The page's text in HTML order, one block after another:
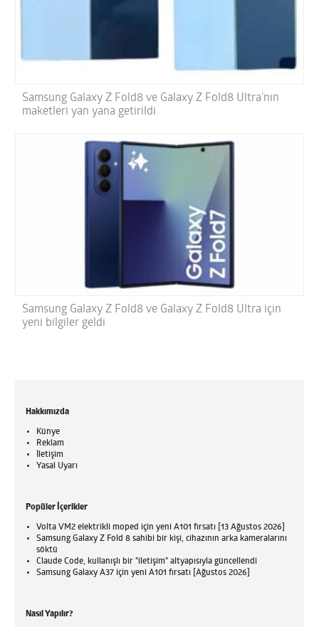
Samsung Galaxy Z Fold8 ve Galaxy Z Fold8 Ultra’nın
maketleri yan yana getirildi
Samsung Galaxy Z Fold8 ve Galaxy Z Fold8 Ultra için
yeni bilgiler geldi
Hakkımızda
Künye
Reklam
İletişim
Yasal Uyarı
Popüler İçerikler
Volta VM2 elektrikli moped için yeni A101 fırsatı [13 Ağustos 2026]
Samsung Galaxy Z Fold 8 sahibi bir kişi, cihazının arka kameralarını
söktü
Claude Code, kullanışlı bir "iletişim" altyapısıyla güncellendi
Samsung Galaxy A37 için yeni A101 fırsatı [Ağustos 2026]
Nasıl Yapılır?